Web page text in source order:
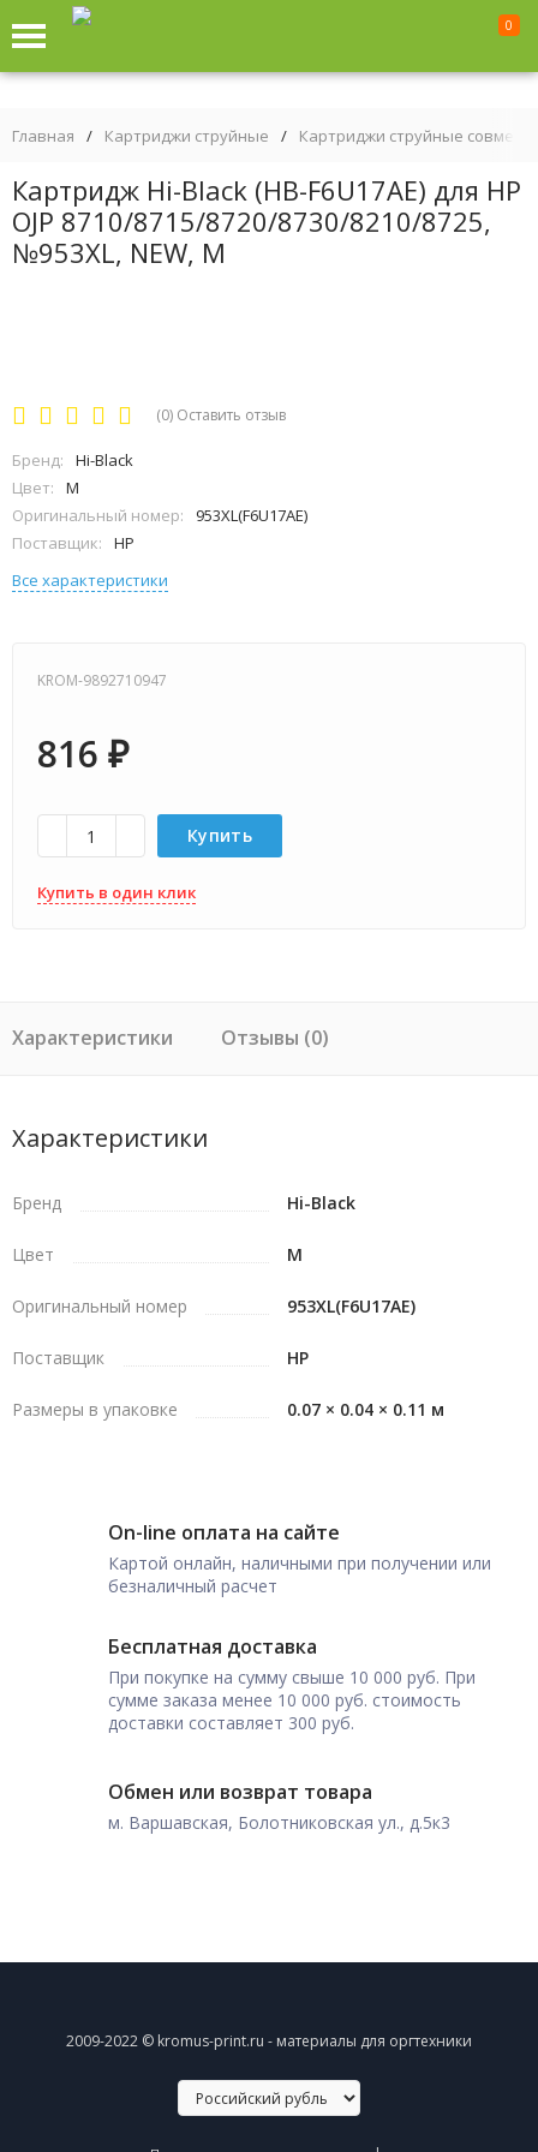
0
Главная / Картриджи струйные / Картриджи струйные
Картридж Hi-Black (HB-F6U17AE) для HP
OJP 8710/8715/8720/8730/8210/8725,
№953XL, NEW, M
(0) Оставить отзыв
Бренд:
Hi-Black
Цвет:
M
Оригинальный номер:
953XL(F6U17AE)
Поставщик:
HP
Все характеристики
KROM-9892710947
816 ₽
Купить
Купить в один клик
Характеристики Отзывы (0)
Характеристики
Бренд Hi-Black
Цвет M
Оригинальный номер 953XL(F6U17AE)
Поставщик HP
Размеры в упаковке 0.07 × 0.04 × 0.11 м
On-line оплата на сайте
Картой онлайн, наличными при получении или
безналичный расчет
Бесплатная доставка
При покупке на сумму свыше 10 000 руб. При
сумме заказа менее 10 000 руб. стоимость
доставки составляет 300 руб.
Обмен или возврат товара
м. Варшавская, Болотниковская ул., д.5к3
2009-2022 © kromus-print.ru - материалы для оргтехники